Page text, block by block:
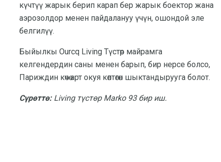
күчтүү жарык берип карап бер жарык боектор жана
аэрозолдор менен пайдалануу үчүн, ошондой эле
белгилүү.
Быйылкы Ourcq Living Түстөр майрамга
келгендердин саны менен барып, бир нерсе болсо,
Париждин көчө арт окуя көптөгөн шыктандырууга болот.
Сүрөттө:Living түстөр Marko 93 бир иш.